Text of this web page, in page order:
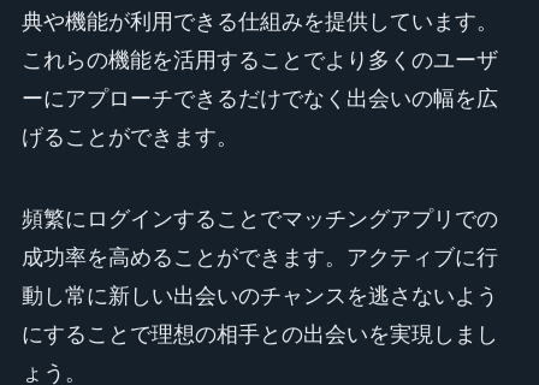
典や機能が利用できる仕組みを提供しています。
これらの機能を活用することでより多くのユーザ
ーにアプローチできるだけでなく出会いの幅を広
げることができます。
頻繁にログインすることでマッチングアプリでの
成功率を高めることができます。アクティブに行
動し常に新しい出会いのチャンスを逃さないよう
にすることで理想の相手との出会いを実現しまし
ょう。